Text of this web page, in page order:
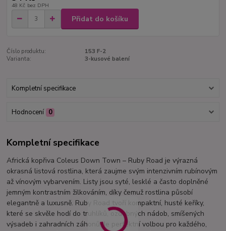
48 Kč bez DPH
Přidat do košíku
Číslo produktu:
153 F-2
Varianta:
3-kusové balení
Kompletní specifikace
Hodnocení 0
Kompletní specifikace
Africká kopřiva Coleus Down Town – Ruby Road je výrazná
okrasná listová rostlina, která zaujme svým intenzivním rubínovým
až vínovým vybarvením. Listy jsou syté, lesklé a často doplněné
jemným kontrastním žilkováním, díky čemuž rostlina působí
elegantně a luxusně. Ruby Road tvoří kompaktní, husté keříky,
které se skvěle hodí do truhlíků, ozdobných nádob, smíšených
výsadeb i zahradních záhonů. Je perfektní volbou pro každého,